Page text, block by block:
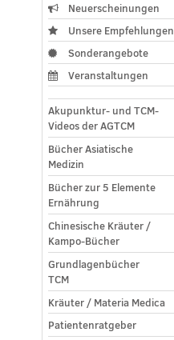
Neuerscheinungen
Unsere Empfehlungen
Sonderangebote
Veranstaltungen
Akupunktur- und TCM-
Videos der AGTCM
Bücher Asiatische
Medizin
Bücher zur 5 Elemente
Ernährung
Chinesische Kräuter /
Kampo-Bücher
Grundlagenbücher
TCM
Kräuter / Materia Medica
Patientenratgeber